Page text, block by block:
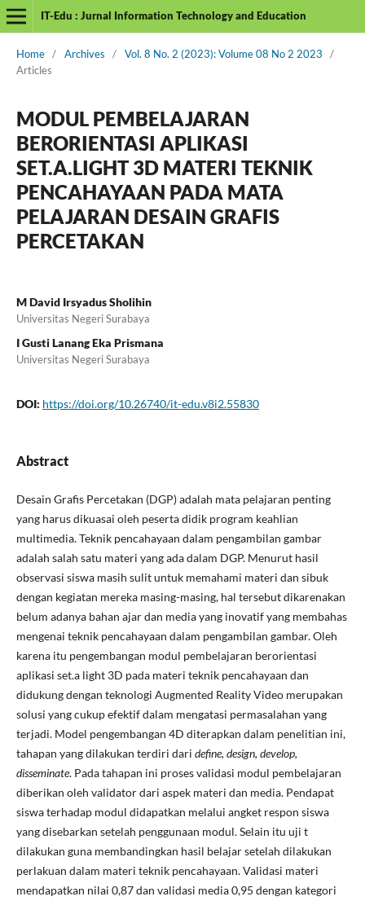
IT-Edu : Jurnal Information Technology and Education
Home / Archives / Vol. 8 No. 2 (2023): Volume 08 No 2 2023
/
Articles
MODUL PEMBELAJARAN
BERORIENTASI APLIKASI
SET.A.LIGHT 3D MATERI TEKNIK
PENCAHAYAAN PADA MATA
PELAJARAN DESAIN GRAFIS
PERCETAKAN
M David Irsyadus Sholihin
Universitas Negeri Surabaya
I Gusti Lanang Eka Prismana
Universitas Negeri Surabaya
DOI: https://doi.org/10.26740/it-edu.v8i2.55830
Abstract
Desain Grafis Percetakan (DGP) adalah mata pelajaran penting
yang harus dikuasai oleh peserta didik program keahlian
multimedia. Teknik pencahayaan dalam pengambilan gambar
adalah salah satu materi yang ada dalam DGP. Menurut hasil
observasi siswa masih sulit untuk memahami materi dan sibuk
dengan kegiatan mereka masing-masing, hal tersebut dikarenakan
belum adanya bahan ajar dan media yang inovatif yang membahas
mengenai teknik pencahayaan dalam pengambilan gambar. Oleh
karena itu pengembangan modul pembelajaran berorientasi
aplikasi set.a light 3D pada materi teknik pencahayaan dan
didukung dengan teknologi Augmented Reality Video merupakan
solusi yang cukup efektif dalam mengatasi permasalahan yang
terjadi. Model pengembangan 4D diterapkan dalam penelitian ini,
tahapan yang dilakukan terdiri dari define, design, develop,
disseminate. Pada tahapan ini proses validasi modul pembelajaran
diberikan oleh validator dari aspek materi dan media. Pendapat
siswa terhadap modul didapatkan melalui angket respon siswa
yang disebarkan setelah penggunaan modul. Selain itu uji t
dilakukan guna membandingkan hasil belajar setelah dilakukan
perlakuan dalam materi teknik pencahayaan. Validasi materi
mendapatkan nilai 0,87 dan validasi media 0,95 dengan kategori